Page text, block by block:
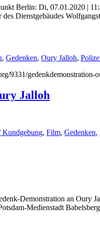
Berlin: Di, 07.01.2020 |
Dienstgebäudes
, Gedenken, Oury Jalloh,
9331/gedenkdemonstration-
Jalloh
Kundgebung, Film, Gedenken,
Demonstration an Oury
Medienstadt